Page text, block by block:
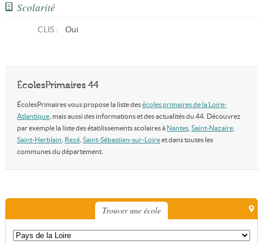
Scolarité
CLIS: Oui
ÉcolesPrimaires 44
ÉcolesPrimaires vous propose la liste desécoles primaires de la Loire-
Atlantique, mais aussi des informations et des actualités du 44. Découvrez
par exemple la liste des établissements scolaires à Nantes, Saint-Nazaire,
Saint-Herblain Rezé, Saint-Sébastien-sur-Loireet dans toutes les
communes du département.
Trouver une école